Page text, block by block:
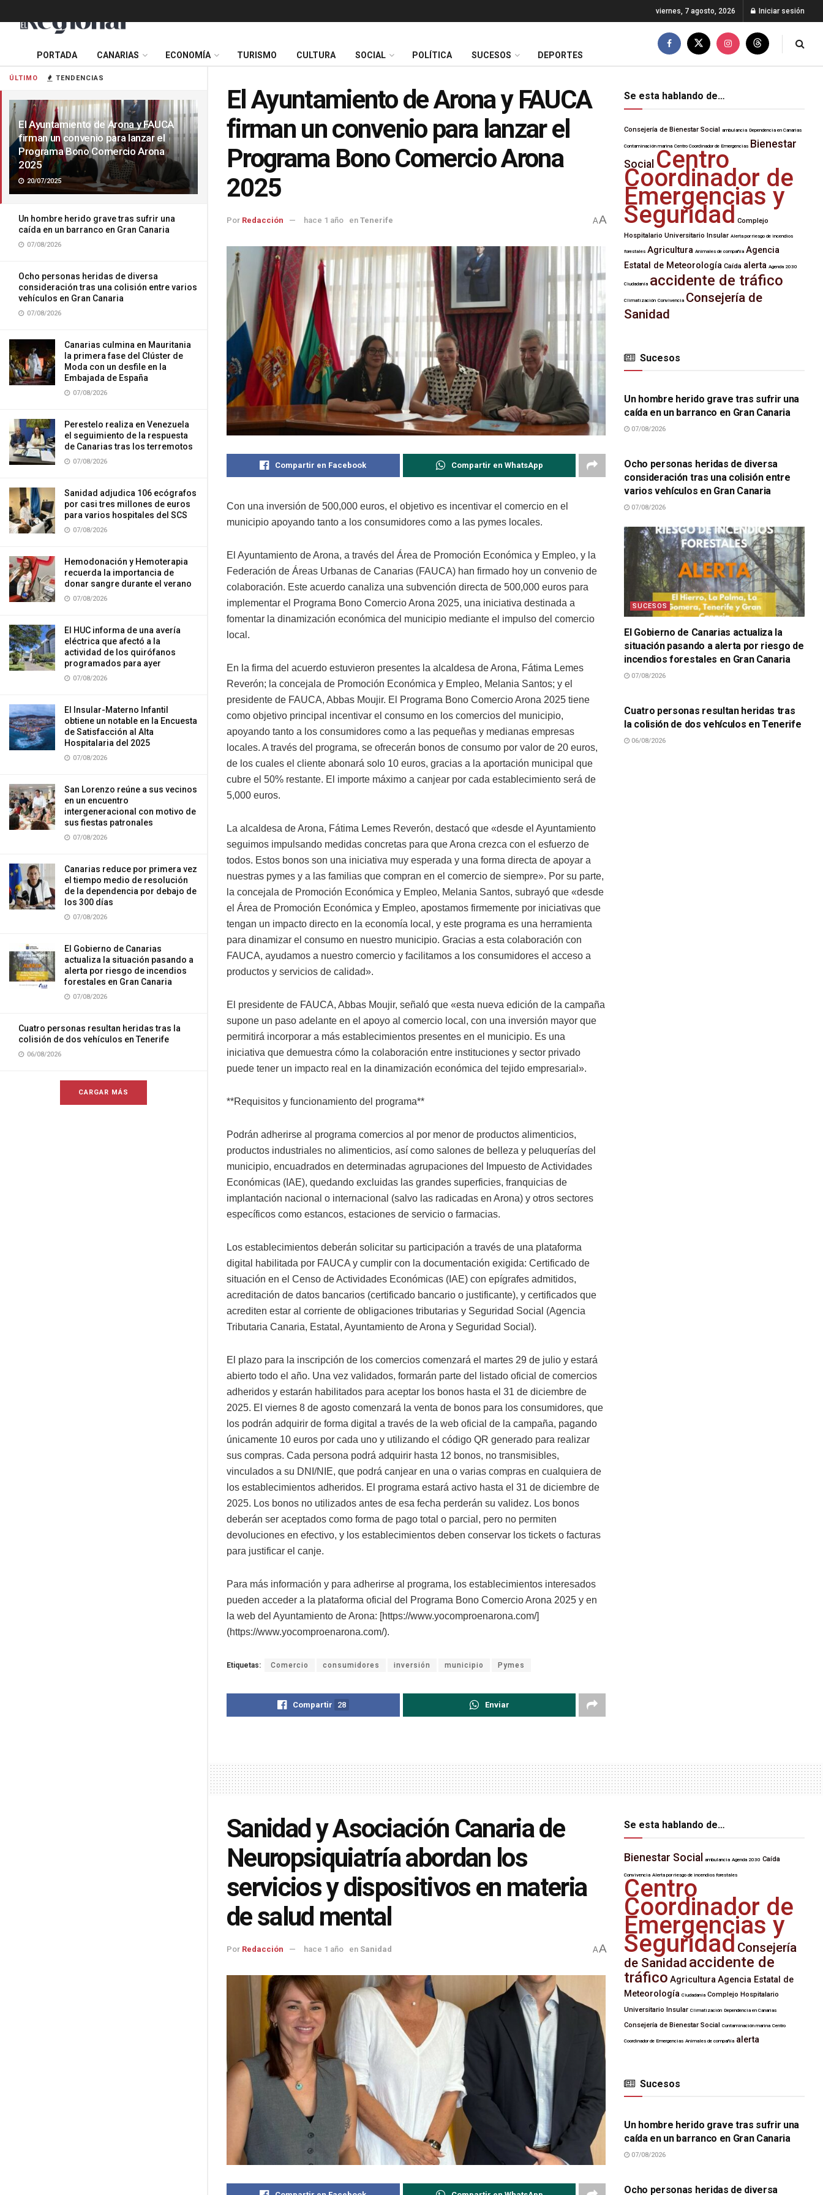
ÚLTIMO TENDENCIAS
El Ayuntamiento de Arona y FAUCA
firman un convenio para lanzar el
Programa Bono Comercio Arona
2025
20/07/2025
Un hombre herido grave tras sufrir una
caída en un barranco en Gran Canaria
07/08/2026
Ocho personas heridas de diversa
consideración tras una colisión entre varios
vehículos en Gran Canaria
07/08/2026
Canarias culmina en Mauritania
la primera fase del Clúster de
Moda con un desfile en la
Embajada de España
07/08/2026
Perestelo realiza en Venezuela
el seguimiento de la respuesta
de Canarias tras los terremotos
07/08/2026
Sanidad adjudica 106 ecógrafos
por casi tres millones de euros
para varios hospitales del SCS
07/08/2026
Hemodonación y Hemoterapia
recuerda la importancia de
donar sangre durante el verano
07/08/2026
El HUC informa de una avería
eléctrica que afectó a la
actividad de los quirófanos
programados para ayer
07/08/2026
El Insular-Materno Infantil
obtiene un notable en la Encuesta
de Satisfacción al Alta
Hospitalaria del 2025
07/08/2026
San Lorenzo reúne a sus vecinos
en un encuentro
intergeneracional con motivo de
sus fiestas patronales
07/08/2026
Canarias reduce por primera vez
el tiempo medio de resolución
de la dependencia por debajo de
los 300 días
07/08/2026
El Gobierno de Canarias
actualiza la situación pasando a
alerta por riesgo de incendios
forestales en Gran Canaria
07/08/2026
Cuatro personas resultan heridas tras la
colisión de dos vehículos en Tenerife
06/08/2026
CARGAR MÁS
viernes, 7 agosto, 2026 Iniciar sesión
PORTADA CANARIAS ECONOMÍA TURISMO CULTURA SOCIAL POLÍTICA SUCESOS DEPORTES
El Ayuntamiento de Arona y FAUCA
firman un convenio para lanzar el
Programa Bono Comercio Arona
2025
Por Redacción hace 1 año en Tenerife AA
Compartir en Facebook Compartir en WhatsApp
Con una inversión de 500,000 euros, el objetivo es incentivar el comercio en el
municipio apoyando tanto a los consumidores como a las pymes locales.
El Ayuntamiento de Arona, a través del Área de Promoción Económica y Empleo, y la
Federación de Áreas Urbanas de Canarias (FAUCA) han firmado hoy un convenio de
colaboración. Este acuerdo canaliza una subvención directa de 500,000 euros para
implementar el Programa Bono Comercio Arona 2025, una iniciativa destinada a
fomentar la dinamización económica del municipio mediante el impulso del comercio
local.
En la firma del acuerdo estuvieron presentes la alcaldesa de Arona, Fátima Lemes
Reverón; la concejala de Promoción Económica y Empleo, Melania Santos; y el
presidente de FAUCA, Abbas Moujir. El Programa Bono Comercio Arona 2025 tiene
como objetivo principal incentivar el consumo en los comercios del municipio,
apoyando tanto a los consumidores como a las pequeñas y medianas empresas
locales. A través del programa, se ofrecerán bonos de consumo por valor de 20 euros,
de los cuales el cliente abonará solo 10 euros, gracias a la aportación municipal que
cubre el 50% restante. El importe máximo a canjear por cada establecimiento será de
5,000 euros.
La alcaldesa de Arona, Fátima Lemes Reverón, destacó que «desde el Ayuntamiento
seguimos impulsando medidas concretas para que Arona crezca con el esfuerzo de
todos. Estos bonos son una iniciativa muy esperada y una forma directa de apoyar a
nuestras pymes y a las familias que compran en el comercio de siempre». Por su parte,
la concejala de Promoción Económica y Empleo, Melania Santos, subrayó que «desde
el Área de Promoción Económica y Empleo, apostamos firmemente por iniciativas que
tengan un impacto directo en la economía local, y este programa es una herramienta
para dinamizar el consumo en nuestro municipio. Gracias a esta colaboración con
FAUCA, ayudamos a nuestro comercio y facilitamos a los consumidores el acceso a
productos y servicios de calidad».
El presidente de FAUCA, Abbas Moujir, señaló que «esta nueva edición de la campaña
supone un paso adelante en el apoyo al comercio local, con una inversión mayor que
permitirá incorporar a más establecimientos presentes en el municipio. Es una
iniciativa que demuestra cómo la colaboración entre instituciones y sector privado
puede tener un impacto real en la dinamización económica del tejido empresarial».
**Requisitos y funcionamiento del programa**
Podrán adherirse al programa comercios al por menor de productos alimenticios,
productos industriales no alimenticios, así como salones de belleza y peluquerías del
municipio, encuadrados en determinadas agrupaciones del Impuesto de Actividades
Económicas (IAE), quedando excluidas las grandes superficies, franquicias de
implantación nacional o internacional (salvo las radicadas en Arona) y otros sectores
específicos como estancos, estaciones de servicio o farmacias.
Los establecimientos deberán solicitar su participación a través de una plataforma
digital habilitada por FAUCA y cumplir con la documentación exigida: Certificado de
situación en el Censo de Actividades Económicas (IAE) con epígrafes admitidos,
acreditación de datos bancarios (certificado bancario o justificante), y certificados que
acrediten estar al corriente de obligaciones tributarias y Seguridad Social (Agencia
Tributaria Canaria, Estatal, Ayuntamiento de Arona y Seguridad Social).
El plazo para la inscripción de los comercios comenzará el martes 29 de julio y estará
abierto todo el año. Una vez validados, formarán parte del listado oficial de comercios
adheridos y estarán habilitados para aceptar los bonos hasta el 31 de diciembre de
2025. El viernes 8 de agosto comenzará la venta de bonos para los consumidores, que
los podrán adquirir de forma digital a través de la web oficial de la campaña, pagando
únicamente 10 euros por cada uno y utilizando el código QR generado para realizar
sus compras. Cada persona podrá adquirir hasta 12 bonos, no transmisibles,
vinculados a su DNI/NIE, que podrá canjear en una o varias compras en cualquiera de
los establecimientos adheridos. El programa estará activo hasta el 31 de diciembre de
2025. Los bonos no utilizados antes de esa fecha perderán su validez. Los bonos
deberán ser aceptados como forma de pago total o parcial, pero no permiten
devoluciones en efectivo, y los establecimientos deben conservar los tickets o facturas
para justificar el canje.
Para más información y para adherirse al programa, los establecimientos interesados
pueden acceder a la plataforma oficial del Programa Bono Comercio Arona 2025 y en
la web del Ayuntamiento de Arona: [https://www.yocomproenarona.com/]
(https://www.yocomproenarona.com/).
Etiquetas: Comercio consumidores inversión municipio Pymes
Compartir 28 Enviar
Se esta hablando de…
Consejería de Bienestar Social ambulancia Dependencia en Canarias
Contaminación marina Centro Coordinador de Emergencias
Bienestar
Social Centro
Coordinador de
Emergencias y
Seguridad
Complejo
Hospitalario Universitario Insular Alerta por riesgo de incendios
forestales Agricultura Animales de compañía Agencia
Estatal de Meteorología Caída alerta Agenda 2030
Ciudadanía accidente de tráfico
Climatización Convivencia Consejería de
Sanidad
Sucesos
SUCESOS
Un hombre herido grave tras sufrir una
caída en un barranco en Gran Canaria
07/08/2026
Ocho personas heridas de diversa
consideración tras una colisión entre
varios vehículos en Gran Canaria
07/08/2026
SUCESOS
El Gobierno de Canarias actualiza la
situación pasando a alerta por riesgo de
incendios forestales en Gran Canaria
07/08/2026
Cuatro personas resultan heridas tras
la colisión de dos vehículos en Tenerife
06/08/2026
Sanidad y Asociación Canaria de
Neuropsiquiatría abordan los
servicios y dispositivos en materia
de salud mental
Por Redacción hace 1 año en Sanidad AA
Se esta hablando de…
Bienestar Social ambulancia Agenda 2030 Caída
Convivencia Alerta por riesgo de incendios forestales
Centro
Coordinador de
Emergencias y
Seguridad Consejería
de Sanidad accidente de
tráfico AgriculturaAgencia Estatal de
Meteorología Ciudadanía Complejo Hospitalario
Universitario Insular Climatización Dependencia en Canarias
Consejería de Bienestar Social Contaminación marina Centro
Coordinador de Emergencias Animales de compañía alerta
Sucesos
SUCESOS
Un hombre herido grave tras sufrir una
caída en un barranco en Gran Canaria
07/08/2026
Ocho personas heridas de diversa